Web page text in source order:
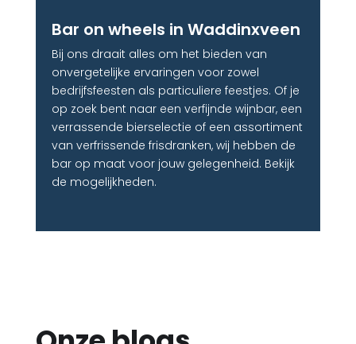
Bar on wheels in Waddinxveen
Bij ons draait alles om het bieden van
onvergetelijke ervaringen voor zowel
bedrijfsfeesten als particuliere feestjes. Of je
op zoek bent naar een verfijnde wijnbar, een
verrassende bierselectie of een assortiment
van verfrissende frisdranken, wij hebben de
bar op maat voor jouw gelegenheid. Bekijk
de mogelijkheden.